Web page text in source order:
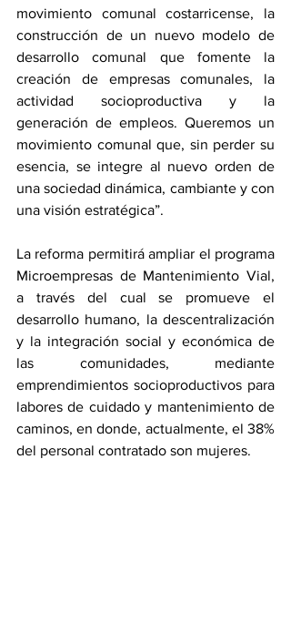
movimiento comunal costarricense, la
construcción de un nuevo modelo de
desarrollo comunal que fomente la
creación de empresas comunales, la
actividad socioproductiva y la
generación de empleos. Queremos un
movimiento comunal que, sin perder su
esencia, se integre al nuevo orden de
una sociedad dinámica, cambiante y con
una visión estratégica”.
La reforma permitirá ampliar el programa
Microempresas de Mantenimiento Vial,
a través del cual se promueve el
desarrollo humano, la descentralización
y la integración social y económica de
las comunidades, mediante
emprendimientos socioproductivos para
labores de cuidado y mantenimiento de
caminos, en donde, actualmente, el 38%
del personal contratado son mujeres.